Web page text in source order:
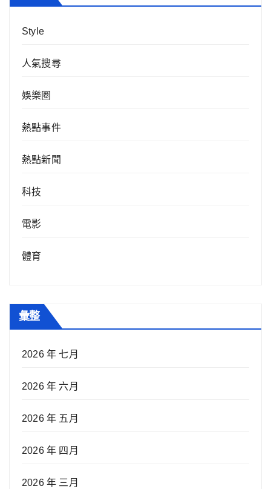
Style
人氣搜尋
娛樂圈
熱點事件
熱點新聞
科技
電影
體育
彙整
2026 年 七月
2026 年 六月
2026 年 五月
2026 年 四月
2026 年 三月